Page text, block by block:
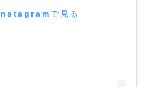
で見る